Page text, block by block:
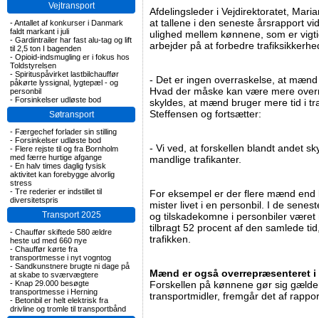
Vejtransport
-Antallet af konkurser i Danmark
faldt markant i juli
- Gardintrailer har fast alu-tag og lift
til 2,5 ton I bagenden
- Opioid-indsmugling er i fokus hos
Toldstyrelsen
- Spirituspåvirket lastbilchauffør
påkørte lyssignal, lygtepæl - og
personbil
- Forsinkelser udløste bod
Søtransport
- Færgechef forlader sin stilling
- Forsinkelser udløste bod
- Flere rejste til og fra Bornholm
med færre hurtige afgange
- En halv times daglig fysisk
aktivitet kan forebygge alvorlig
stress
- Tre rederier er indstillet til
diversitetspris
Transport 2025
- Chauffør skiftede 580 ældre
heste ud med 660 nye
- Chauffør kørte fra
transportmesse i nyt vogntog
- Sandkunstnere brugte ni dage på
at skabe to sværvægtere
- Knap 29.000 besøgte
transportmesse i Herning
- Betonbil er helt elektrisk fra
drivline og tromle til transportbånd
Afdelingsleder i Vejdirektoratet,
at tallene i den seneste årsrapport
ulighed mellem kønnene, som er
arbejder på at forbedre
- Det er ingen overraskelse, at
Hvad der måske kan være mere
skyldes, at mænd bruger mere tid i
Steffensen og fortsætter:
- Vi ved, at forskellen blandt andet
mandlige trafikanter.
For eksempel er der flere mænd
mister livet i en personbil. I de
og tilskadekomne i personbiler
tilbragt 52 procent af den samlede
trafikken.
Mænd er også overrepræsenteret
Forskellen på kønnene gør sig
transportmidler, fremgår det af